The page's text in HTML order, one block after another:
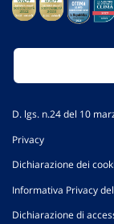
D. lgs. n.24 del 10
Privacy
Dichiarazione dei
Informativa Privacy
Dichiarazione di